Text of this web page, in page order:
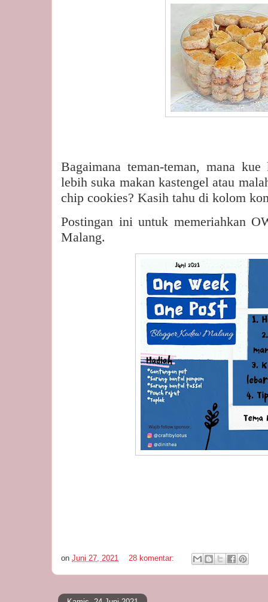
Bagaimana teman-teman, mana
lebih suka makan kastengel atau
chip cookies? Kasih tahu di kolom
Postingan ini untuk memeriahkan
Malang.
on Juni 27, 2021 28 komentar: